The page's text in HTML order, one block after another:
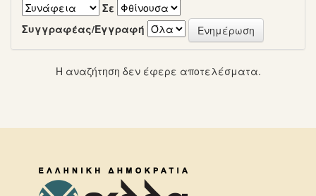
Σε
Συγγραφέας/Εγγραφή
Η αναζήτηση δεν έφερε αποτελέσματα.